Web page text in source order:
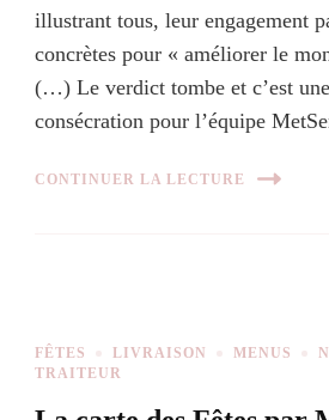
illustrant tous, leur engagement
concrètes pour « améliorer le
(…) Le verdict tombe et c’est
consécration pour l’équipe
CONTINUER LA LECTURE
FÊTES LIVRAISON MENUS
TRAITEUR